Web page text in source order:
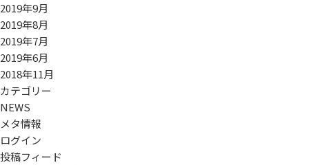
2019年9月
2019年8月
2019年7月
2019年6月
2018年11月
カテゴリー
NEWS
メタ情報
ログイン
投稿フィード